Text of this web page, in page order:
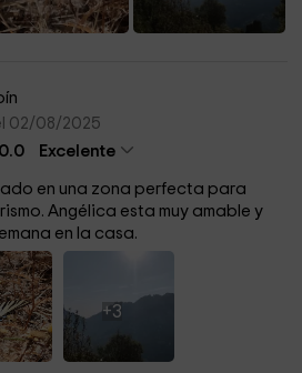
02/08/2025
Excelente
en una zona perfecta para
Angélica esta muy amable y
en la casa.
+3